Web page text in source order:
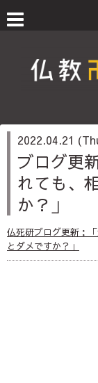
2022.04.21
ブログ更
れても、
か？」
仏死研ブログ更新：
とダメですか？」